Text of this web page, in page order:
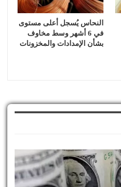
النحاس يُسجل أعلى مستوى
في 6 أشهر وسط مخاوف
بشأن الإمدادات والمخزونات